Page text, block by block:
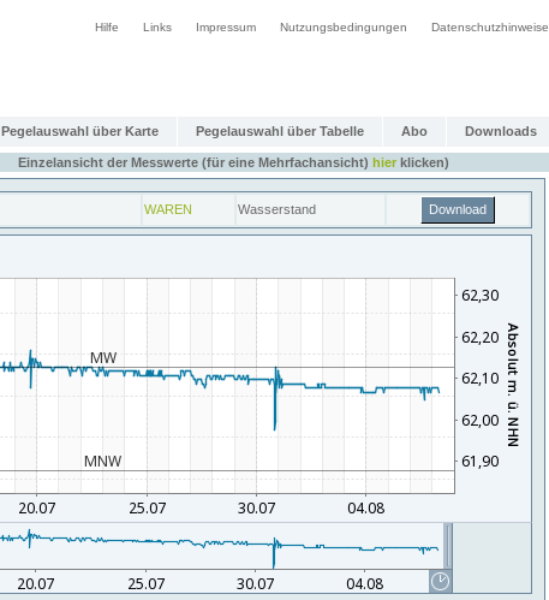
Hilfe Links Impressum Nutzungsbedingungen Datenschutzhinweise
Pegelauswahl über Karte Pegelauswahl über Tabelle Abo Downloads
Einzelansicht der Messwerte (für eine Mehrfachansicht) hierklicken)
WAREN Wasserstand Download